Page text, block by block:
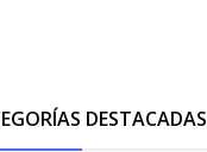
DESTACADAS